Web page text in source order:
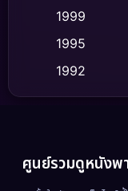
Dance เต้น
Detective สืบสวน
Disaster
1999
1995
1992
1989
ศูนย์รวมดูหนังพ